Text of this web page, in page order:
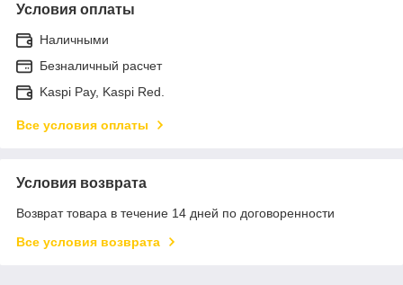
Условия оплаты
Наличными
Безналичный расчет
Kaspi Pay, Kaspi Red.
Все условия оплаты
Условия возврата
Возврат товара в течение 14 дней по договоренности
Все условия возврата